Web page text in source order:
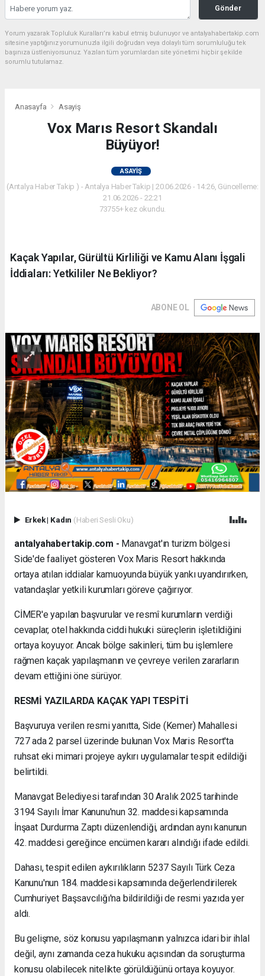
Gönder
Yorum yazarak Topluluk Kuralları’nı kabul etmiş bulunuyor ve antalyahabertakip.com
sitesine yaptığınız yorumunuzla ilgili doğrudan veya dolaylı tüm sorumluluğu tek
başınıza üstleniyorsunuz. Yazılan tüm yorumlardan site yönetimi hiçbir şekilde
sorumlu tutulamaz.
Anasayfa Asayiş
Vox Marıs Resort Skandalı
Büyüyor!
ASAYIŞ
(Antalya Haber Takip ) - Antalya Haber Takip | 20.06.2026 - 14:26, Güncelleme:
21.06.2026 - 22:21
73755+ kez okundu.
Kaçak Yapılar, Gürültü Kirliliği ve Kamu Alanı İşgali
İddiaları: Yetkililer Ne Bekliyor?
ABONE OL
Erkek| Kadın (Haberi Sesli Oku)
antalyahabertakip.com - Manavgat'ın turizm bölgesi
Side'de faaliyet gösteren Vox Maris Resort hakkında
ortaya atılan iddialar kamuoyunda büyük yankı uyandırırken,
vatandaşlar yetkili kurumları göreve çağırıyor.
CİMER'e yapılan başvurular ve resmî kurumların verdiği
cevaplar, otel hakkında ciddi hukuki süreçlerin işletildiğini
ortaya koyuyor. Ancak bölge sakinleri, tüm bu işlemlere
rağmen kaçak yapılaşmanın ve çevreye verilen zararların
devam ettiğini öne sürüyor.
RESMİ YAZILARDA KAÇAK YAPI TESPİTİ
Başvuruya verilen resmi yanıtta, Side (Kemer) Mahallesi
727 ada 2 parsel üzerinde bulunan Vox Maris Resort'ta
ruhsat eki mimari projeye aykırı uygulamalar tespit edildiği
belirtildi.
Manavgat Belediyesi tarafından 30 Aralık 2025 tarihinde
3194 Sayılı İmar Kanunu'nun 32. maddesi kapsamında
İnşaat Durdurma Zaptı düzenlendiği, ardından aynı kanunun
42. maddesi gereğince encümen kararı alındığı ifade edildi.
Dahası, tespit edilen aykırılıkların 5237 Sayılı Türk Ceza
Kanunu'nun 184. maddesi kapsamında değerlendirilerek
Cumhuriyet Başsavcılığı'na bildirildiği de resmi yazıda yer
aldı.
Bu gelişme, söz konusu yapılaşmanın yalnızca idari bir ihlal
değil, aynı zamanda ceza hukuku açısından da soruşturma
konusu olabilecek nitelikte görüldüğünü ortaya koyuyor.